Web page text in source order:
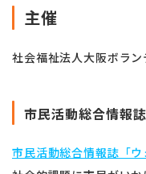
主催
社会福祉法人大阪ボラン
市民活動総合情報
市民活動総合情報誌「ウ